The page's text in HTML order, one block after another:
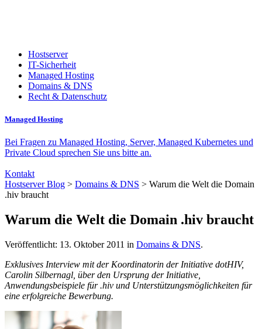
Hostserver
IT-Sicherheit
Managed Hosting
Domains & DNS
Recht & Datenschutz
Managed Hosting
Bei Fragen zu Managed Hosting, Server, Managed Kubernetes und
Private Cloud sprechen Sie uns bitte an.
Kontakt
Hostserver Blog > Domains & DNS > Warum die Welt die Domain
.hiv braucht
Warum die Welt die Domain .hiv braucht
Veröffentlicht: 13. Oktober 2011 in Domains & DNS.
Exklusives Interview mit der Koordinatorin der Initiative dotHIV,
Carolin Silbernagl, über den Ursprung der Initiative,
Anwendungsbeispiele für .hiv und Unterstützungsmöglichkeiten für
eine erfolgreiche Bewerbung.